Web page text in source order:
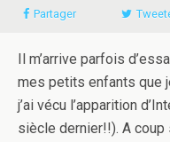
Partager
Il m’arrive parfois
mes petits enfants que
j’ai vécu l’apparition
siècle dernier!!). A coup